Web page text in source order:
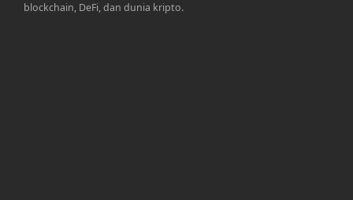
blockchain, DeFi, dan dunia kripto.